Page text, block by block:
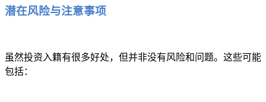
潜在风险与注意事项
虽然投资入籍有很多好处，但并非没有风险和问题。这些可能
包括：